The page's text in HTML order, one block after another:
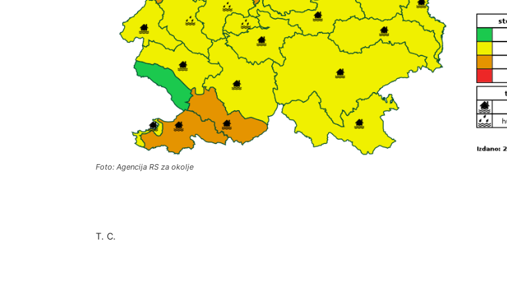
Foto: Agencija RS za okolje
T. C.